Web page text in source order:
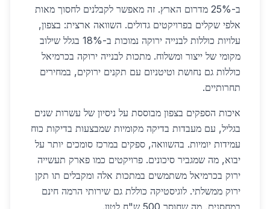
ב-25% מדרום הארץ. זה מאפשר לקבלנים לחסוך מאות
אלפי שקלים בפרויקטים גדולים. השוואה ארצית: בצפון,
עלויות כוללות לבנייה ירוקה נמוכות ב-18% בגלל שילוב
מקומי של ייצור ומשלוח. מתכות לבנייה ירוקה בכרמיאל
כוללות גם נחושת וטיטניום עם תקנים ירוקים, במחירים
תחרותיים.
איכות הספקים בצפון מבוססת על ניסיון של עשרות שנים
בגליל, עם מעבדות בדיקה מקומיות שמבצעות בדיקות כוח
עמידות יומיות. בהשוואה, ספקים במרכז סומכים יותר על
יבוא, מה שמגביר סיכונים. פרויקטים כמו פארק תעשייה
ירוק בכרמיאל משתמשים במתכות אלה ומקבלים תו תקן
ירוק ממשלתי. לוגיסטיקה כוללת גם שירותי הרמה חינם
במחסנים, מה שחוסך 500 ש"ח לטון.